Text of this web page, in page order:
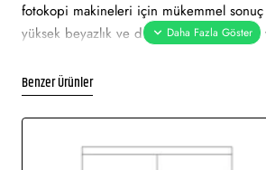
fotokopi makineleri için mükemmel
yüksek beyazlık ve düzgün yüzey.
sürdürülebilir FSC sertifikalıdır. Etiketler
dönüşümlü karton ambalaj ile %100 geri
Etiket turuncu renklidir. Tüm lazer ve
yazıcılarda sorunsuz yazdırmayı onaylar.
Benzer Ürünler